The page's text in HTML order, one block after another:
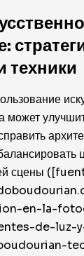
техники
может
сцены
en-la-
de-luz-